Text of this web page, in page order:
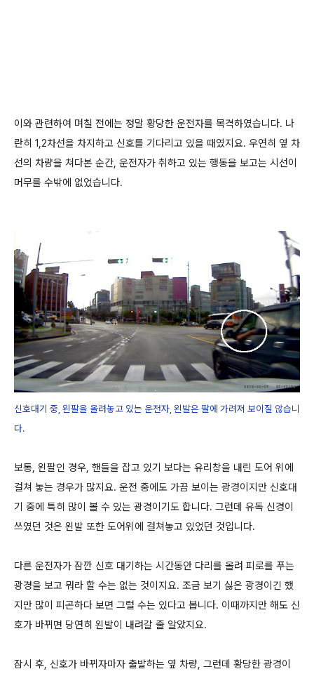
이와 관련하여 며칠 전에는 정말 황당한 운전자를 목격하였습니다. 나
란히 1,2차선을 차지하고 신호를 기다리고 있을 때였지요. 우연히 옆 차
선의 차량을 쳐다본 순간, 운전자가 취하고 있는 행동을 보고는 시선이
머무를 수밖에 없었습니다.
신호대기 중, 왼팔을 올려놓고 있는 운전자, 왼발은 팔에 가려져 보이질 않습니
다.
보통, 왼팔인 경우, 핸들을 잡고 있기 보다는 유리창을 내린 도어 위에
걸쳐 놓는 경우가 많지요. 운전 중에도 가끔 보이는 광경이지만 신호대
기 중에 특히 많이 볼 수 있는 광경이기도 합니다. 그런데 유독 신경이
쓰였던 것은 왼발 또한 도어위에 걸쳐놓고 있었던 것입니다.
다른 운전자가 잠깐 신호 대기하는 시간동안 다리를 올려 피로를 푸는
광경을 보고 뭐라 할 수는 없는 것이지요. 조금 보기 싫은 광경이긴 했
지만 많이 피곤하다 보면 그럴 수는 있다고 봅니다. 이때까지만 해도 신
호가 바뀌면 당연히 왼발이 내려갈 줄 알았지요.
잠시 후, 신호가 바뀌자마자 출발하는 옆 차량, 그런데 황당한 광경이